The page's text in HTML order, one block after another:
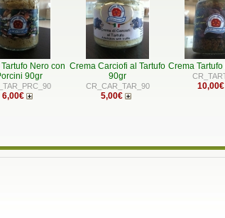
Nero con
90gr
6,00€
Crema Carciofi al Tartufo
90gr
CR_CAR_TAR_90
5,00€
Crema
10,00€